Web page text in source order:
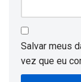
Salvar meus
vez que eu